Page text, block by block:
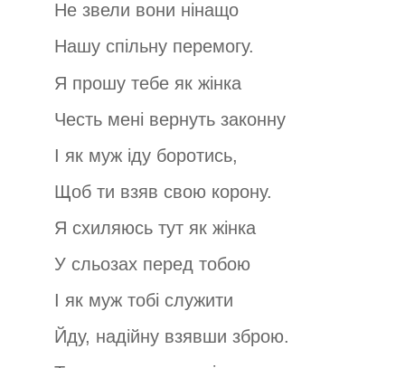
Не звели вони нінащо
Нашу спільну перемогу.
Я прошу тебе як жінка
Честь мені вернуть законну
І як муж іду боротись,
Щоб ти взяв свою корону.
Я схиляюсь тут як жінка
У сльозах перед тобою
І як муж тобі служити
Йду, надійну взявши зброю.